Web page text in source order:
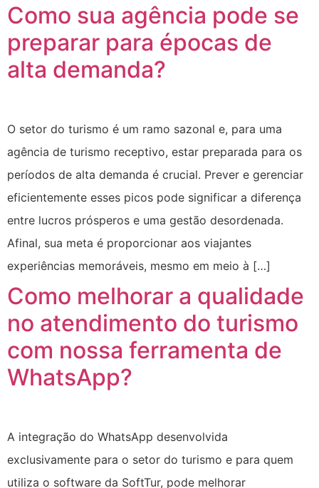
Como sua agência pode se
preparar para épocas de
alta demanda?
O setor do turismo é um ramo sazonal e, para uma
agência de turismo receptivo, estar preparada para os
períodos de alta demanda é crucial. Prever e gerenciar
eficientemente esses picos pode significar a diferença
entre lucros prósperos e uma gestão desordenada.
Afinal, sua meta é proporcionar aos viajantes
experiências memoráveis, mesmo em meio à […]
Como melhorar a qualidade
no atendimento do turismo
com nossa ferramenta de
WhatsApp?
A integração do WhatsApp desenvolvida
exclusivamente para o setor do turismo e para quem
utiliza o software da SoftTur, pode melhorar